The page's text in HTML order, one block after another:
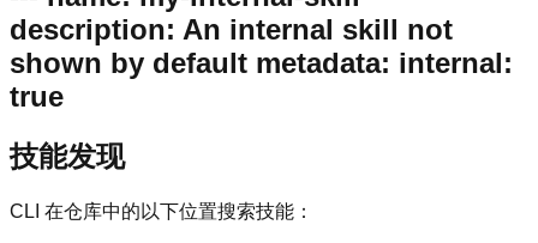
description: An internal skill not
shown by default metadata: internal:
true
技能发现
CLI 在仓库中的以下位置搜索技能：